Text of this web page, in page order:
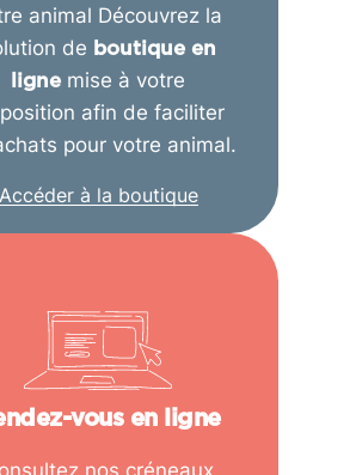
animal Découvrez la
de boutique en
ligne mise à votre
afin de faciliter
pour votre animal.
Accéder à la boutique
vous en ligne